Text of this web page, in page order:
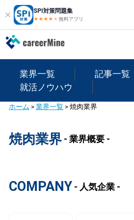
SPI対策問題集
★★★★ ★★
無料アプリ
業界一覧
記事一覧
就活ノウハウ
ホーム >業界一覧>焼肉業界
焼肉業界 - 業界概要 -
COMPANY - 人気企業 -